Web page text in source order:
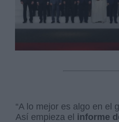
“A lo mejor es algo en el
Así empieza el informe